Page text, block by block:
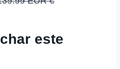
este